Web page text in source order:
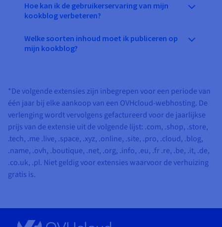
Hoe kan ik de gebruikerservaring van mijn
kookblog verbeteren?
Welke soorten inhoud moet ik publiceren op
mijn kookblog?
*De volgende extensies zijn inbegrepen voor een periode van
één jaar bij elke aankoop van een OVHcloud-webhosting. De
verlenging wordt vervolgens gefactureerd voor de jaarlijkse
prijs van de extensie uit de volgende lijst: .com, .shop, .store,
.tech, .me .live, .space, .xyz, .online, .site, .pro, .cloud, .blog,
.name, .ovh, .boutique, .net, .org, .info, .eu, .fr .re, .be, .it, .de,
.co.uk, .pl. Niet geldig voor extensies waarvoor de verhuizing
gratis is.